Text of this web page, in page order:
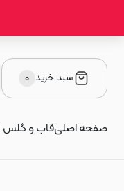
سبد خرید ۰
صفحه اصلیقاب و گلس